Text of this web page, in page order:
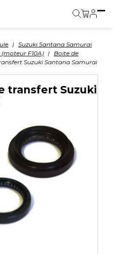
Suzuki Santana Samurai
F10A)
Boite de
Suzuki Santana Samurai
transfert Suzuki